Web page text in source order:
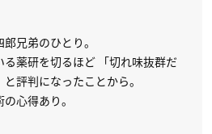
兄弟のひとり。
薬研を切るほど 「切れ味抜群だ
評判になったことから。
心得あり。